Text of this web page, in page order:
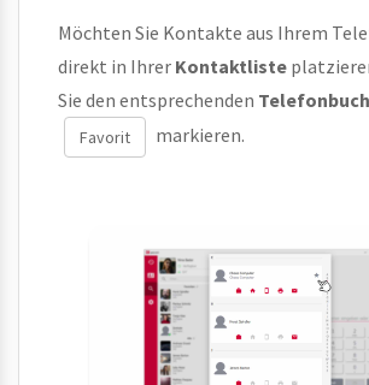
Möchten Sie Kontakte aus Ihrem
direkt in Ihrer Kontaktliste
Sie den entsprechenden
Favorit markieren.